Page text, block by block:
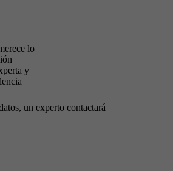
lo
y
un experto contactará